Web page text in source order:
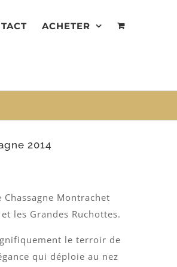
ACHETER
2014
Montrachet
les Grandes Ruchottes.
le terroir de
qui déploie au nez